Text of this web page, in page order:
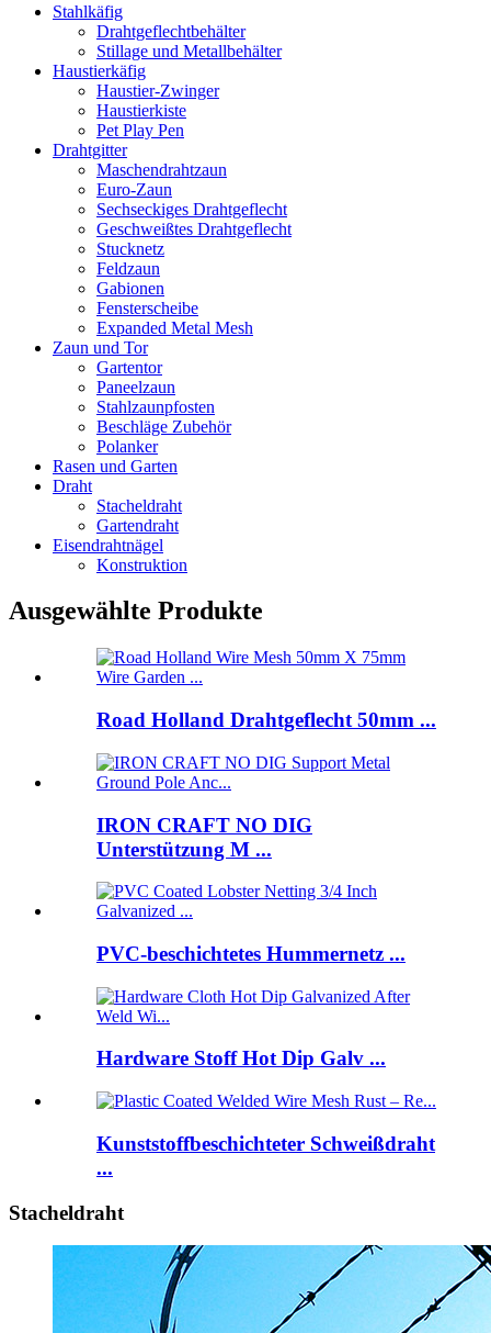
Stahlkäfig
Drahtgeflechtbehälter
Stillage und Metallbehälter
Haustierkäfig
Haustier-Zwinger
Haustierkiste
Pet Play Pen
Drahtgitter
Maschendrahtzaun
Euro-Zaun
Sechseckiges Drahtgeflecht
Geschweißtes Drahtgeflecht
Stucknetz
Feldzaun
Gabionen
Fensterscheibe
Expanded Metal Mesh
Zaun und Tor
Gartentor
Paneelzaun
Stahlzaunpfosten
Beschläge Zubehör
Polanker
Rasen und Garten
Draht
Stacheldraht
Gartendraht
Eisendrahtnägel
Konstruktion
Ausgewählte Produkte
Road Holland Drahtgeflecht 50mm ...
IRON CRAFT NO DIG
Unterstützung M ...
PVC-beschichtetes Hummernetz ...
Hardware Stoff Hot Dip Galv ...
Kunststoffbeschichteter Schweißdraht
...
Stacheldraht